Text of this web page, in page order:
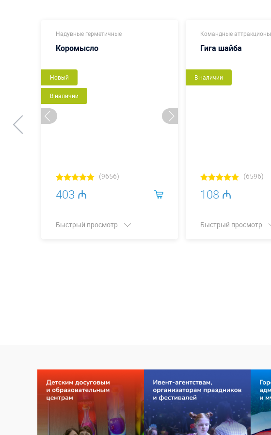
Надувные герметичные
Коромысло
Новый
В наличии
(9656)
403 ₼
Быстрый просмотр
Командные аттракционы
Гига шайба
В наличии
(6596)
108 ₼
Быстрый просмотр